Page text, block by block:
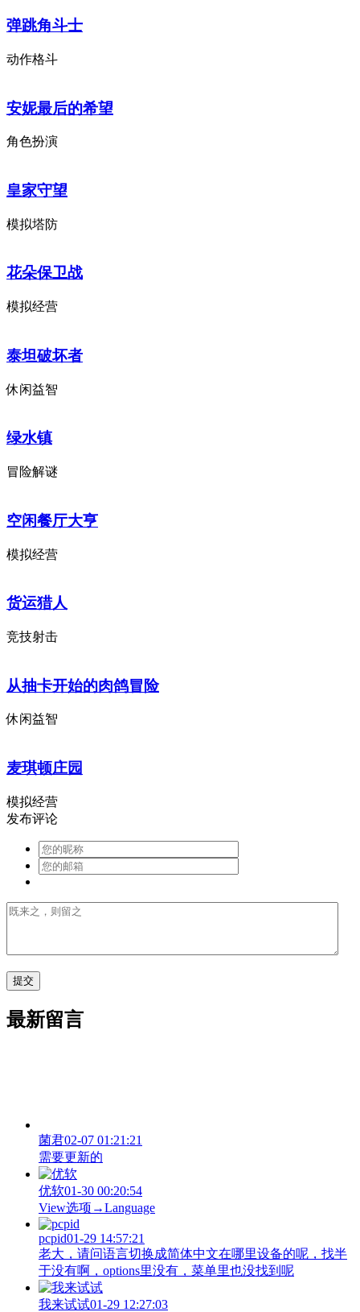
弹跳角斗士
动作格斗
安妮最后的希望
角色扮演
皇家守望
模拟塔防
花朵保卫战
模拟经营
泰坦破坏者
休闲益智
绿水镇
冒险解谜
空闲餐厅大亨
模拟经营
货运猎人
竞技射击
从抽卡开始的肉鸽冒险
休闲益智
麦琪顿庄园
模拟经营
发布评论
最新留言
菌君02-07 01:21:21
需要更新的
优软01-30 00:20:54
View‌选项→Language
pcpid01-29 14:57:21
老大，请问语言切换成简体中文在哪里设备的呢，找半
于没有啊，options里没有，菜单里也没找到呢
我来试试01-29 12:27:03